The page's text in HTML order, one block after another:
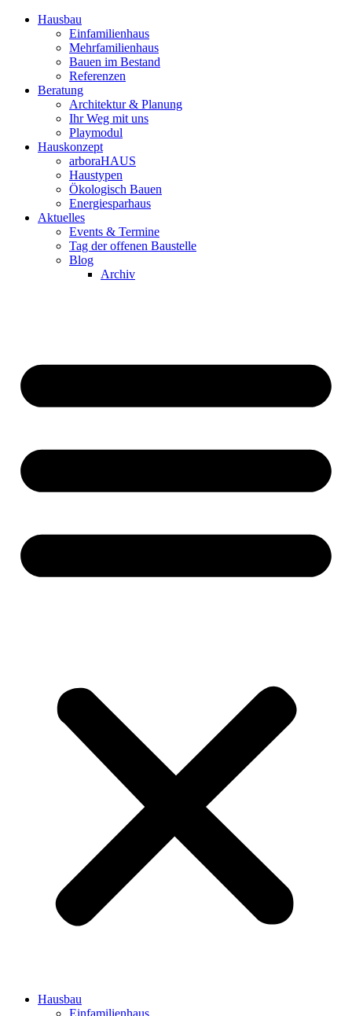
Hausbau
Einfamilienhaus
Mehrfamilienhaus
Bauen im Bestand
Referenzen
Beratung
Architektur & Planung
Ihr Weg mit uns
Playmodul
Hauskonzept
arboraHAUS
Haustypen
Ökologisch Bauen
Energiesparhaus
Aktuelles
Events & Termine
Tag der offenen Baustelle
Blog
Archiv
Hausbau
Einfamilienhaus